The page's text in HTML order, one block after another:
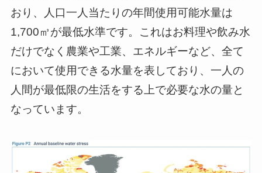
おり、人口一人当たりの年間使用可能水量は
1,700㎥が最低水準です。これはお料理や飲み水
だけでなく農業や工業、エネルギーなど、全て
において使用できる水量を表しており、一人の
人間が最低限の生活をする上で必要な水の量と
なっています。